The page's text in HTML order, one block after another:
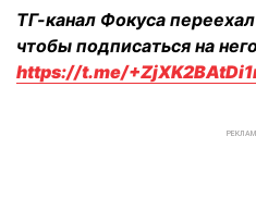
ТГ-канал Фокуса
чтобы подписаться на
https://t.me/